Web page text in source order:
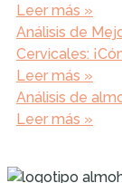
Leer más »
Análisis de
Cervicales:
Leer más »
Análisis de
Leer más »